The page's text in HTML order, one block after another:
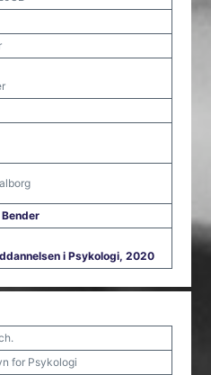
i Psykologi, 2020
for Psykologi